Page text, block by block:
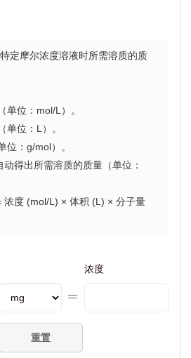
定摩尔浓度溶液时所需溶质的质
单位：mol/L）。
单位：L）。
位：g/mol）。
动得出所需溶质的质量（单位：
浓度 (mol/L) × 体积 (L) × 分子量
浓度
重置